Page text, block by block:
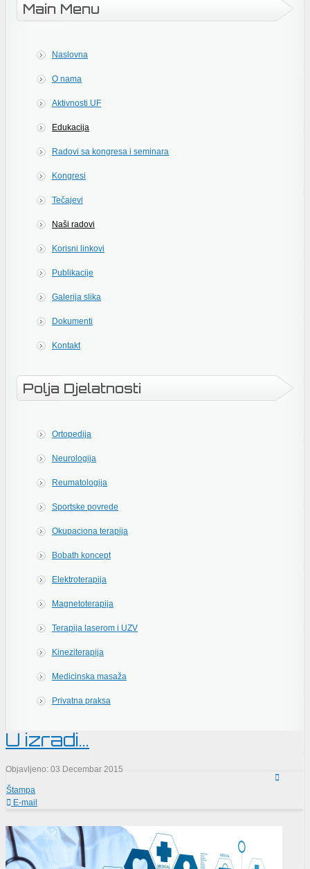
Main Menu
Naslovna
O nama
Aktivnosti UF
Edukacija
Radovi sa kongresa i seminara
Kongresi
Tečajevi
Naši radovi
Korisni linkovi
Publikacije
Galerija slika
Dokumenti
Kontakt
Polja Djelatnosti
Ortopedija
Neurologija
Reumatologija
Sportske povrede
Okupaciona terapija
Bobath koncept
Elektroterapija
Magnetoterapija
Terapija laserom i UZV
Kineziterapija
Medicinska masaža
Privatna praksa
U izradi...
Objavljeno: 03 Decembar 2015
Štampa
E-mail